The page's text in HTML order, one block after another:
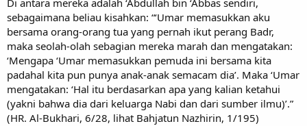
sebagaimana beliau kisahkan: “‘Umar memasukkan aku
bersama orang-orang tua yang pernah ikut perang Badr,
maka seolah-olah sebagian mereka marah dan mengatakan:
‘Mengapa ‘Umar memasukkan pemuda ini bersama kita
padahal kita pun punya anak-anak semacam dia’. Maka ‘Umar
mengatakan: ‘Hal itu berdasarkan apa yang kalian ketahui
(yakni bahwa dia dari keluarga Nabi dan dari sumber ilmu)’.”
(HR. Al-Bukhari, 6/28, lihat Bahjatun Nazhirin, 1/195)